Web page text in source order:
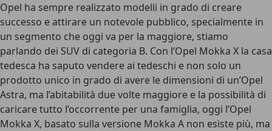
Opel ha sempre realizzato modelli in grado di creare
successo e attirare un notevole pubblico, specialmente in
un segmento che oggi va per la maggiore, stiamo
parlando dei SUV di categoria B. Con l’Opel Mokka X la casa
tedesca ha saputo vendere ai tedeschi e non solo un
prodotto unico in grado di avere le dimensioni di un’Opel
Astra, ma l’abitabilità due volte maggiore e la possibilità di
caricare tutto l’occorrente per una famiglia, oggi l’Opel
Mokka X, basato sulla versione Mokka A non esiste più, ma